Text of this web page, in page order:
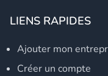
LIENS RAPIDES
Ajouter mon
Créer un compte